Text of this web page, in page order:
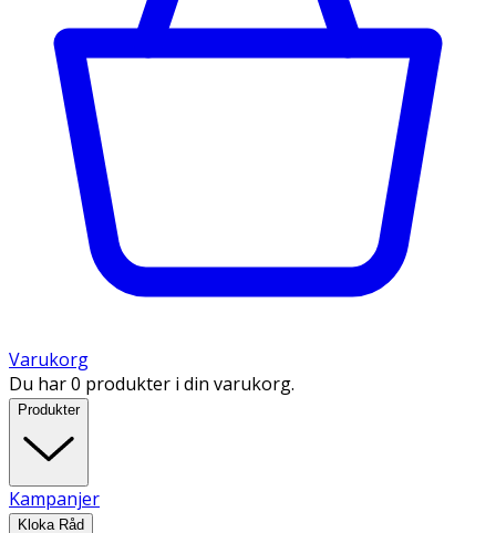
Varukorg
Du har 0 produkter i din varukorg.
Produkter
Kampanjer
Kloka Råd